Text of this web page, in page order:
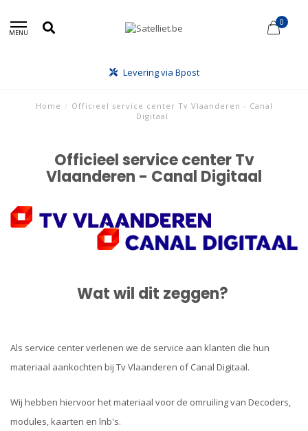
MENU
0
Levering via Bpost
Home / Officieel service center Tv Vlaanderen - Canal
Digitaal
Officieel service center Tv
Vlaanderen - Canal Digitaal
Wat wil dit zeggen?
Als service center verlenen we de service aan klanten die hun
materiaal aankochten bij Tv Vlaanderen of Canal Digitaal.
Wij hebben hiervoor het materiaal voor de omruiling van Decoders,
modules, kaarten en lnb's.